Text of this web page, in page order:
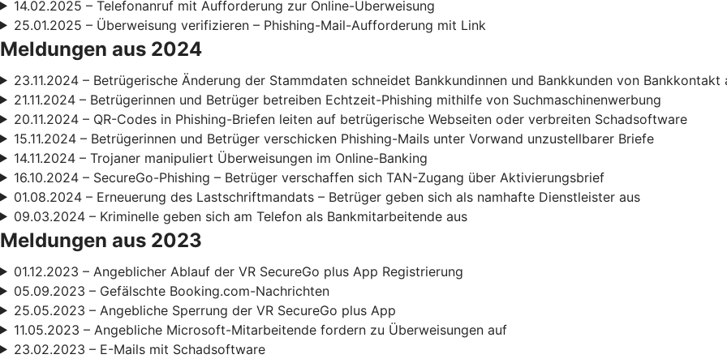
14.02.2025 – Telefonanruf mit Aufforderung zur Online-Überweisung
25.01.2025 – Überweisung verifizieren – Phishing-Mail-Aufforderung mit Link
Meldungen aus 2024
23.11.2024 – Betrügerische Änderung der Stammdaten schneidet Bankkundinnen und Bankkunden von Bankkontakt
21.11.2024 – Betrügerinnen und Betrüger betreiben Echtzeit-Phishing mithilfe von Suchmaschinenwerbung
20.11.2024 – QR-Codes in Phishing-Briefen leiten auf betrügerische Webseiten oder verbreiten Schadsoftware
15.11.2024 – Betrügerinnen und Betrüger verschicken Phishing-Mails unter Vorwand unzustellbarer Briefe
14.11.2024 – Trojaner manipuliert Überweisungen im Online-Banking
16.10.2024 – SecureGo-Phishing – Betrüger verschaffen sich TAN-Zugang über Aktivierungsbrief
01.08.2024 – Erneuerung des Lastschriftmandats – Betrüger geben sich als namhafte Dienstleister aus
09.03.2024 – Kriminelle geben sich am Telefon als Bankmitarbeitende aus
Meldungen aus 2023
01.12.2023 – Angeblicher Ablauf der VR SecureGo plus App Registrierung
05.09.2023 – Gefälschte Booking.com-Nachrichten
25.05.2023 – Angebliche Sperrung der VR SecureGo plus App
11.05.2023 – Angebliche Microsoft-Mitarbeitende fordern zu Überweisungen auf
23.02.2023 – E-Mails mit Schadsoftware